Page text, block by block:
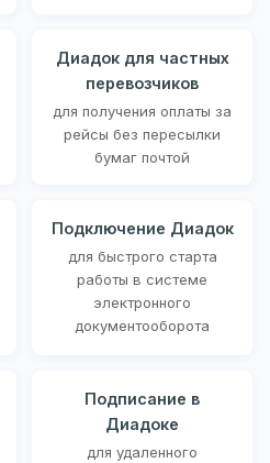
Диадок для частных
перевозчиков
для получения оплаты за
рейсы без пересылки
бумаг почтой
Подключение Диадок
для быстрого старта
работы в системе
электронного
документооборота
Подписание в
Диадоке
для удаленного